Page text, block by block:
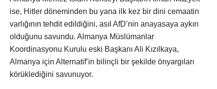
ise, Hitler döneminden bu yana ilk kez bir dini cemaatin
varlığının tehdit edildiğini, asıl AfD’nin anayasaya aykırı
olduğunu savundu. Almanya Müslümanlar
Koordinasyonu Kurulu eski Başkanı Ali Kızılkaya,
Almanya için Alternatif’in bilinçli bir şekilde önyargıları
körüklediğini savunuyor.